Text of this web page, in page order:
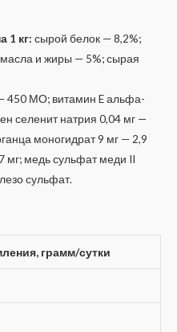
1 кг: сырой белок — 8,2%;
и жиры — 5%; сырая
450 МО; витамин E альфа-
селенит натрия 0,04 мг —
моногидрат 9 мг — 2,9
мг; медь сульфат меди II
сульфат.
грамм/сутки